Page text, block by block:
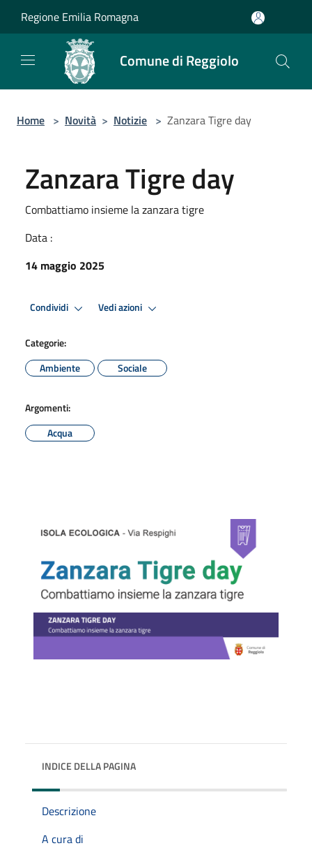
Regione Emilia Romagna
Comune di Reggiolo
Home > Novità > Notizie > Zanzara Tigre day
Zanzara Tigre day
Combattiamo insieme la zanzara tigre
Data :
14 maggio 2025
Condividi Vedi azioni
Categorie:
Ambiente
Sociale
Argomenti:
Acqua
INDICE DELLA PAGINA
Descrizione
A cura di